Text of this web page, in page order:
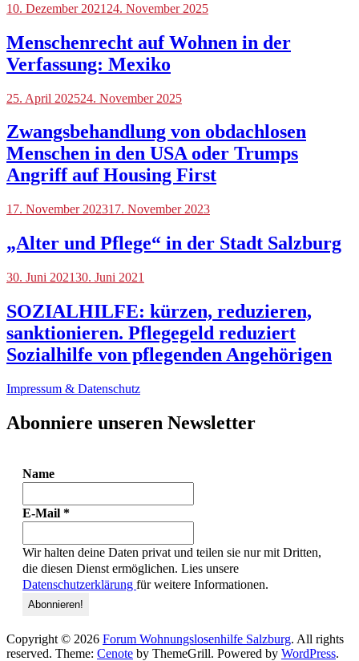
Blog,
10. Dezember 2021 24. November 2025
Menschenrecht auf Wohnen in der
Verfassung: Mexiko
Blog,
25. April 202524. November 2025
Zwangsbehandlung von obdachlosen
Menschen in den USA oder Trumps
Angriff auf Housing First
Blog
17. November 202317. November 2023
„Alter und Pflege“ in der Stadt Salzburg
Blog
30. Juni 202130. Juni 2021
SOZIALHILFE: kürzen, reduzieren,
sanktionieren. Pflegegeld reduziert
Sozialhilfe von pflegenden Angehörigen
Impressum & Datenschutz
Abonniere unseren Newsletter
Name
E-Mail *
Wir halten deine Daten privat und teilen sie nur mit Dritten,
die diesen Dienst ermöglichen. Lies unsere
Datenschutzerklärung für weitere Informationen.
Copyright © 2026 Forum Wohnungslosenhilfe Salzburg. All rights
reserved. Theme: Cenote by ThemeGrill. Powered by WordPress.